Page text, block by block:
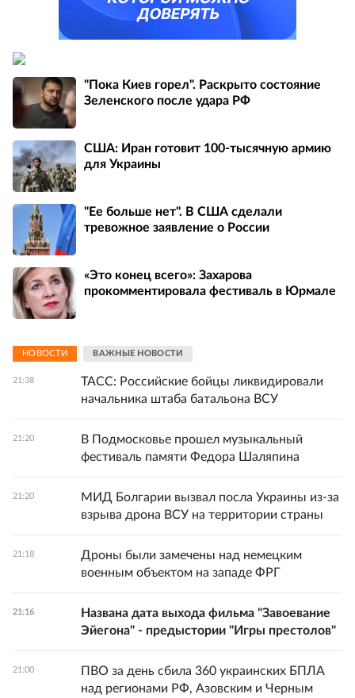
"Пока Киев горел". Раскрыто состояние
Зеленского после удара РФ
США: Иран готовит 100-тысячную армию
для Украины
"Ее больше нет". В США сделали
тревожное заявление о России
«Это конец всего»: Захарова
прокомментировала фестиваль в Юрмале
НОВОСТИ ВАЖНЫЕ НОВОСТИ
21:38
ТАСС: Российские бойцы ликвидировали
начальника штаба батальона ВСУ
21:20
В Подмосковье прошел музыкальный
фестиваль памяти Федора Шаляпина
21:20
МИД Болгарии вызвал посла Украины из-за
взрыва дрона ВСУ на территории страны
21:18
Дроны были замечены над немецким
военным объектом на западе ФРГ
21:16
Названа дата выхода фильма "Завоевание
Эйегона" - предыстории "Игры престолов"
21:00
ПВО за день сбила 360 украинских БПЛА
над регионами РФ, Азовским и Черным